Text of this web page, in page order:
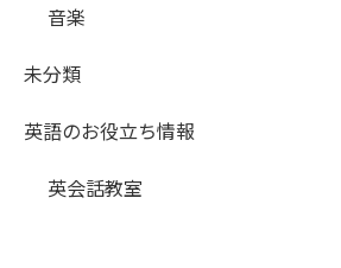
音楽
未分類
英語のお役立ち情報
英会話教室